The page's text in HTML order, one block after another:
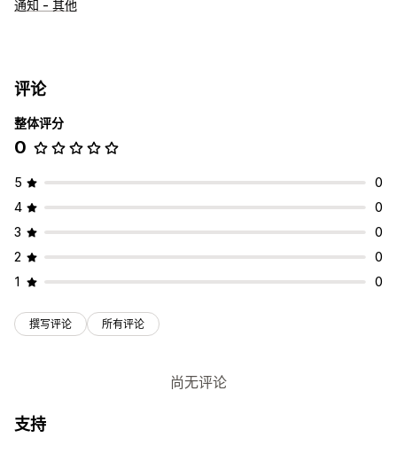
产品浏览次数
分析
互动跟踪
转化跟踪
通知 - 其他
评论
整体评分
0
5
0
4
0
3
0
2
0
1
0
撰写评论 所有评论
尚无评论
支持